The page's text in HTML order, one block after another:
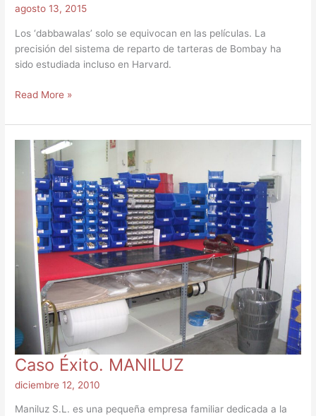
agosto 13, 2015
Los ‘dabbawalas’ solo se equivocan en las películas. La
precisión del sistema de reparto de tarteras de Bombay ha
sido estudiada incluso en Harvard.
Read More »
Caso Éxito. MANILUZ
diciembre 12, 2010
Maniluz S.L. es una pequeña empresa familiar dedicada a la
MANILUZ